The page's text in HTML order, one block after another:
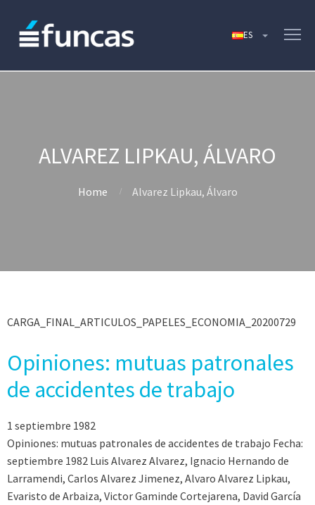
ALVAREZ LIPKAU, ÁLVARO
Home Alvarez Lipkau, Álvaro
CARGA_FINAL_ARTICULOS_PAPELES_ECONOMIA_20200729
Opiniones: mutuas patronales
de accidentes de trabajo
1 septiembre 1982
Opiniones: mutuas patronales de accidentes de trabajo Fecha:
septiembre 1982 Luis Alvarez Alvarez, Ignacio Hernando de
Larramendi, Carlos Alvarez Jimenez, Alvaro Alvarez Lipkau,
Evaristo de Arbaiza, Victor Gaminde Cortejarena, David García